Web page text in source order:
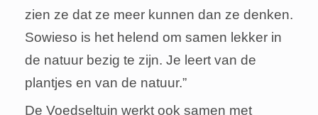
zien ze dat ze meer kunnen dan ze denken.
Sowieso is het helend om samen lekker in
de natuur bezig te zijn. Je leert van de
plantjes en van de natuur.”
De Voedseltuin werkt ook samen met